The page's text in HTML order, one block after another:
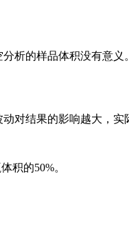
的样品体积没有意义
结果的影响越大，实
积的50%。